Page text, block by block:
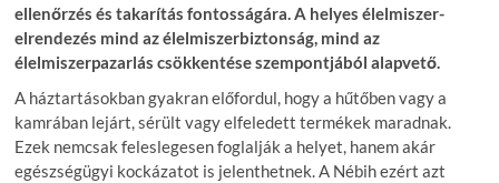
ellenőrzés és takarítás fontosságára. A helyes élelmiszer-
elrendezés mind az élelmiszerbiztonság, mind az
élelmiszerpazarlás csökkentése szempontjából alapvető.
A háztartásokban gyakran előfordul, hogy a hűtőben vagy a
kamrában lejárt, sérült vagy elfeledett termékek maradnak.
Ezek nemcsak feleslegesen foglalják a helyet, hanem akár
egészségügyi kockázatot is jelenthetnek. A Nébih ezért azt